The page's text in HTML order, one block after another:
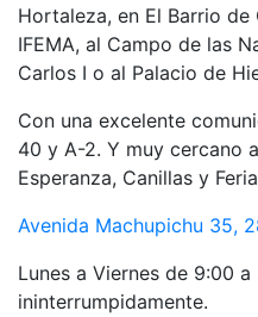
Hortaleza, en El Barrio
IFEMA, al Campo de las
Carlos I o al Palacio de
Con una excelente
40 y A-2. Y muy cercano
Esperanza, Canillas y
Avenida Machupichu 35,
Lunes a Viernes de 9:00 a
ininterrumpidamente.